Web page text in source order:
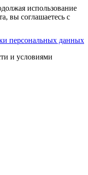
персональных данных
использование
вы соглашаетесь с
и условиями